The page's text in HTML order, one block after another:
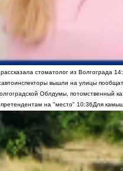
стоматолог из Волгограда
вышли на улицы
Облдумы, потомственный
на "место" 10:36Для